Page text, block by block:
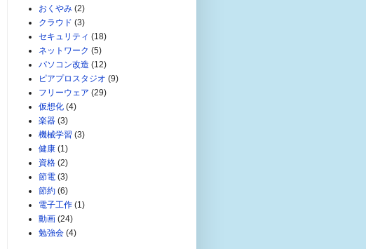
おくやみ (2)
クラウド (3)
セキュリティ (18)
ネットワーク (5)
パソコン改造 (12)
ピアプロスタジオ (9)
フリーウェア (29)
仮想化 (4)
楽器 (3)
機械学習 (3)
健康 (1)
資格 (2)
節電 (3)
節約 (6)
電子工作 (1)
動画 (24)
勉強会 (4)